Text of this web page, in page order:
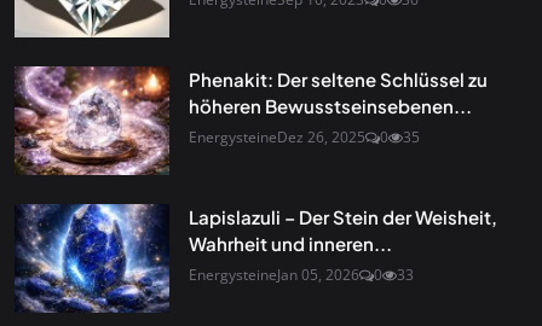
Phenakit: Der seltene Schlüssel zu
höheren Bewusstseinsebenen...
EnergysteineDez 26, 2025 0 35
Lapislazuli – Der Stein der Weisheit,
Wahrheit und inneren...
EnergysteineJan 05, 2026 0 33